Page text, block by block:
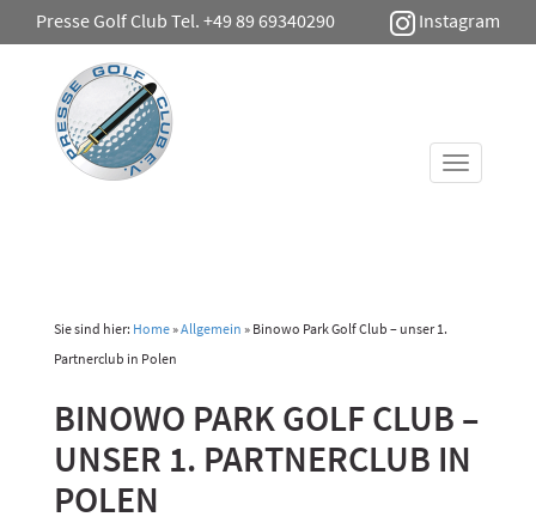
Presse Golf Club Tel. +49 89 69340290 Instagram
Toggle
Sie sind hier: Home»Allgemein » Binowo Park Golf Club – unser 1.
Partnerclub in Polen
BINOWO PARK GOLF CLUB –
UNSER 1. PARTNERCLUB IN
POLEN